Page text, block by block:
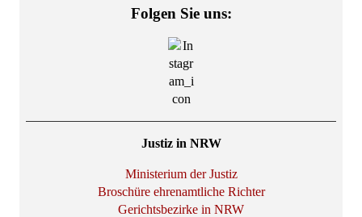
Folgen Sie uns:
Justiz in NRW
Ministerium der Justiz
Broschüre ehrenamtliche Richter
Gerichtsbezirke in NRW